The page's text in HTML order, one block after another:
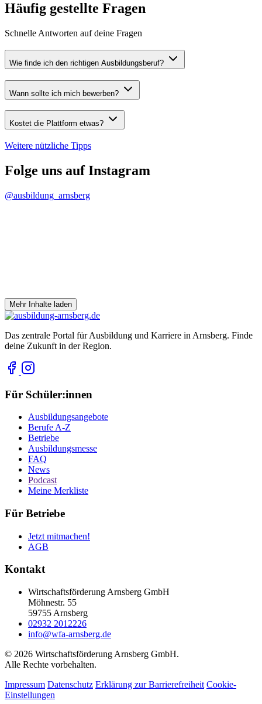
Häufig gestellte Fragen
Schnelle Antworten auf deine Fragen
Wie finde ich den richtigen Ausbildungsberuf?
Wann sollte ich mich bewerben?
Kostet die Plattform etwas?
Weitere nützliche Tipps
Folge uns auf Instagram
@ausbildung_arnsberg
Mehr Inhalte laden
Das zentrale Portal für Ausbildung und Karriere in Arnsberg. Finde
deine Zukunft in der Region.
Für Schüler:innen
Ausbildungsangebote
Berufe A-Z
Betriebe
Ausbildungsmesse
FAQ
News
Podcast
Meine Merkliste
Für Betriebe
Jetzt mitmachen!
AGB
Kontakt
Wirtschaftsförderung Arnsberg GmbH
Möhnestr. 55
59755 Arnsberg
02932 2012226
info@wfa-arnsberg.de
© 2026 Wirtschaftsförderung Arnsberg GmbH.
Alle Rechte vorbehalten.
Impressum Datenschutz Erklärung zur Barrierefreiheit Cookie-
Einstellungen